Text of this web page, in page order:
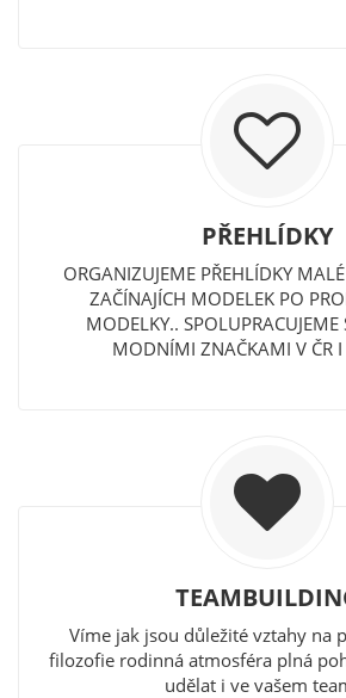
PŘEHLÍDKY
ORGANIZUJEME PŘEHLÍDKY
ZAČÍNAJÍCH MODELEK PO
MODELKY.. SPOLUPRACUJEME
MODNÍMI ZNAČKAMI V ČR
Víme jak jsou důležité vztahy na
filozofie rodinná atmosféra plná
udělat i ve vašem